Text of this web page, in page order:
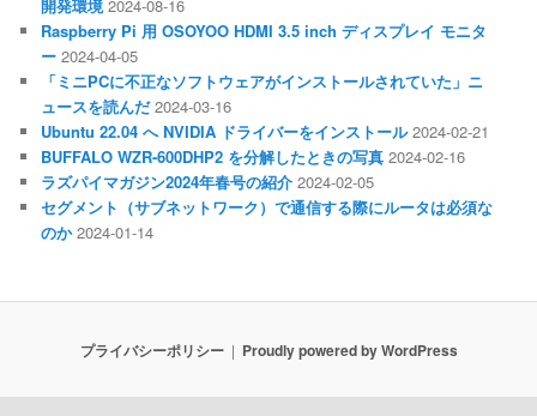
開発環境 2024-08-16
Raspberry Pi 用 OSOYOO HDMI 3.5 inch ディスプレイ モニタ
ー 2024-04-05
「ミニPCに不正なソフトウェアがインストールされていた」ニ
ュースを読んだ 2024-03-16
Ubuntu 22.04 へ NVIDIA ドライバーをインストール 2024-02-21
BUFFALO WZR-600DHP2 を分解したときの写真 2024-02-16
ラズパイマガジン2024年春号の紹介 2024-02-05
セグメント（サブネットワーク）で通信する際にルータは必須な
のか 2024-01-14
プライバシーポリシー Proudly powered by WordPress